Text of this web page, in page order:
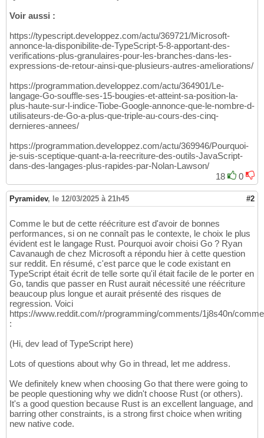
Voir aussi :
https://typescript.developpez.com/actu/369721/Microsoft-
annonce-la-disponibilite-de-TypeScript-5-8-apportant-des-
verifications-plus-granulaires-pour-les-branches-dans-les-
expressions-de-retour-ainsi-que-plusieurs-autres-ameliorations/
https://programmation.developpez.com/actu/364901/Le-
langage-Go-souffle-ses-15-bougies-et-atteint-sa-position-la-
plus-haute-sur-l-indice-Tiobe-Google-annonce-que-le-nombre-d-
utilisateurs-de-Go-a-plus-que-triple-au-cours-des-cinq-
dernieres-annees/
https://programmation.developpez.com/actu/369946/Pourquoi-
je-suis-sceptique-quant-a-la-reecriture-des-outils-JavaScript-
dans-des-langages-plus-rapides-par-Nolan-Lawson/
18
0
Pyramidev, le 12/03/2025 à 21h45 #2
Comme le but de cette réécriture est d'avoir de bonnes
performances, si on ne connaît pas le contexte, le choix le plus
évident est le langage Rust. Pourquoi avoir choisi Go ? Ryan
Cavanaugh de chez Microsoft a répondu hier à cette question
sur reddit. En résumé, c'est parce que le code existant en
TypeScript était écrit de telle sorte qu'il était facile de le porter en
Go, tandis que passer en Rust aurait nécessité une réécriture
beaucoup plus longue et aurait présenté des risques de
regression. Voici
https://www.reddit.com/r/programming/comments/1j8s40n/
:
(Hi, dev lead of TypeScript here)
Lots of questions about why Go in thread, let me address.
We definitely knew when choosing Go that there were going to
be people questioning why we didn't choose Rust (or others).
It's a good question because Rust is an excellent language, and
barring other constraints, is a strong first choice when writing
new native code.